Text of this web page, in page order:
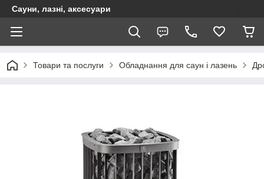
Сауни, лазні, аксесуари
Товари та послуги Обладнання для саун і лазень